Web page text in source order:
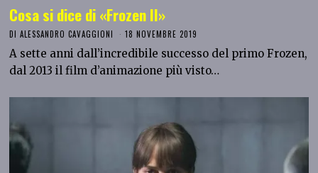
Cosa si dice di «Frozen II»
DIALESSANDRO CAVAGGIONI 18 NOVEMBRE 2019
A sette anni dall’incredibile successo del primo Frozen,
dal 2013 il film d’animazione più visto…